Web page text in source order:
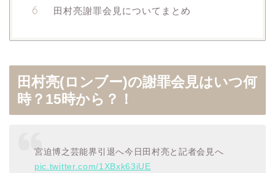
田村亮謝罪会見についてまとめ
田村亮(ロンブー)の謝罪会見はいつ何
時？15時から？！
宮迫博之芸能界引退へ今日田村亮と記者会見へ
pic.twitter.com/1XBxk63iUE